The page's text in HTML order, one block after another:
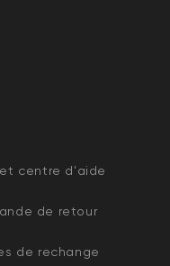
et centre d'aide
de retour
de rechange